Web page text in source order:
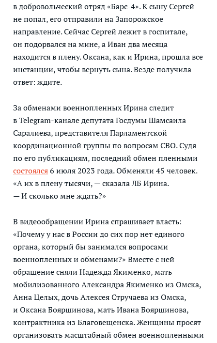
в добровольческий отряд «Барс-4». К сыну Сергей
не попал, его отправили на Запорожское
направление. Сейчас Сергей лежит в госпитале,
он подорвался на мине, а Иван два месяца
находится в плену. Оксана, как и Ирина, прошла все
инстанции, чтобы вернуть сына. Везде получила
ответ: ждите.
За обменами военнопленных Ирина следит
в Telegram-канале депутата Госдумы Шамсаила
Саралиева, представителя Парламентской
координационной группы по вопросам СВО. Судя
по его публикациям, последний обмен пленными
состоялся6 июля 2023 года. Обменяли 45 человек.
«А их в плену тысячи, — сказала ЛБ Ирина.
— И сколько мне ждать?»
В видеообращении Ирина спрашивает власть:
«Почему у нас в России до сих пор нет единого
органа, который бы занимался вопросами
военнопленных и обменами?» Вместе с ней
обращение сняли Надежда Якименко, мать
мобилизованного Александра Якименко из Омска,
Анна Целых, дочь Алексея Стручаева из Омска,
и Оксана Бояршинова, мать Ивана Бояршинова,
контрактника из Благовещенска. Женщины просят
организовать масштабный обмен военнопленными